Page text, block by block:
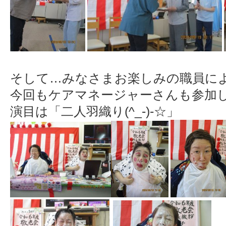
そして…みなさまお楽しみの職員に
今回もケアマネージャーさんも参加
演目は「二人羽織り(^_-)-☆」